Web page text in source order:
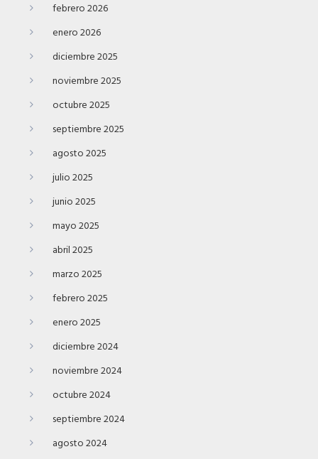
febrero 2026
enero 2026
diciembre 2025
noviembre 2025
octubre 2025
septiembre 2025
agosto 2025
julio 2025
junio 2025
mayo 2025
abril 2025
marzo 2025
febrero 2025
enero 2025
diciembre 2024
noviembre 2024
octubre 2024
septiembre 2024
agosto 2024